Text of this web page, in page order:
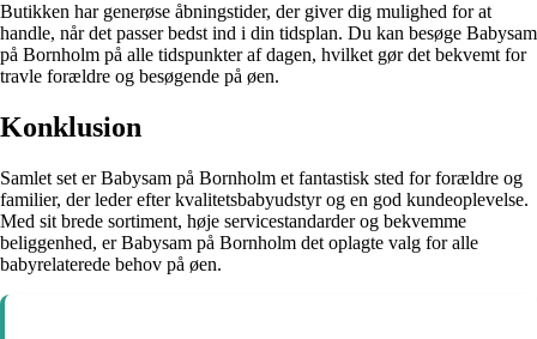
Butikken har generøse åbningstider, der giver dig mulighed for at
handle, når det passer bedst ind i din tidsplan. Du kan besøge Babysam
på Bornholm på alle tidspunkter af dagen, hvilket gør det bekvemt for
travle forældre og besøgende på øen.
Konklusion
Samlet set er Babysam på Bornholm et fantastisk sted for forældre og
familier, der leder efter kvalitetsbabyudstyr og en god kundeoplevelse.
Med sit brede sortiment, høje servicestandarder og bekvemme
beliggenhed, er Babysam på Bornholm det oplagte valg for alle
babyrelaterede behov på øen.